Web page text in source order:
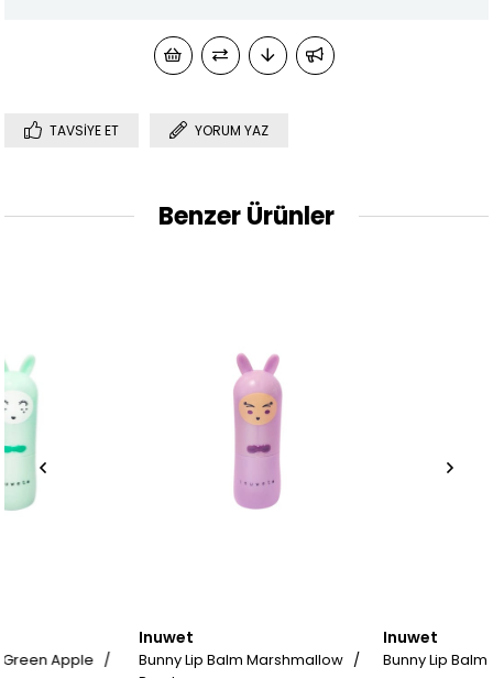
TAVSIYE ET YORUM YAZ
Benzer Ürünler
Bunny Lip Balm Marshmallow /
Bunny Lip Balm Coton Candy